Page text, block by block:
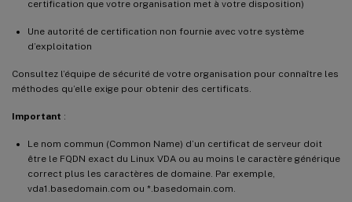
certification que votre organisation met à votre disposition)
Une autorité de certification non fournie avec votre système
d’exploitation
Consultez l’équipe de sécurité de votre organisation pour connaître les
méthodes qu’elle exige pour obtenir des certificats.
Important :
Le nom commun (Common Name) d’un certificat de serveur doit
être le FQDN exact du Linux VDA ou au moins le caractère générique
correct plus les caractères de domaine. Par exemple,
vda1.basedomain.com ou *.basedomain.com.